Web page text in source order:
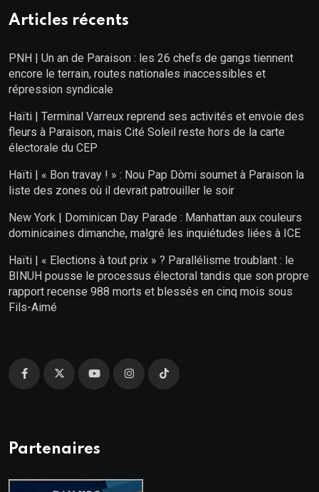
Articles récents
PNH | Un an de Paraison : les 26 chefs de gangs tiennent
encore le terrain, routes nationales inaccessibles et
répression syndicale
Haïti | Terminal Varreux reprend ses activités et envoie des
fleurs à Paraison, mais Cité Soleil reste hors de la carte
électorale du CEP
Haïti | « Bon travay ! » : Nou Pap Dòmi soumet à Paraison la
liste des zones où il devrait patrouiller le soir
New York | Dominican Day Parade : Manhattan aux couleurs
dominicaines dimanche, malgré les inquiétudes liées à ICE
Haïti | « Elections à tout prix » ? Parallélisme troublant : le
BINUH pousse le processus électoral tandis que son propre
rapport recense 988 morts et blessés en cinq mois sous
Fils-Aimé
Partenaires